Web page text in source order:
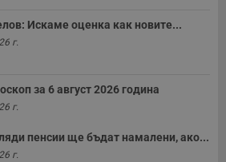
Искаме оценка как новите...
г.
за 6 август 2026 година
г.
пенсии ще бъдат намалени, ако...
г.